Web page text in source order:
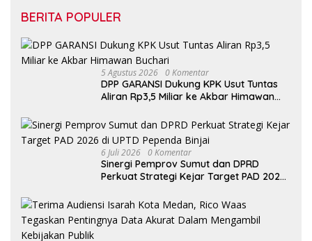
BERITA POPULER
5 Agustus 2026 0 Komentar
DPP GARANSI Dukung KPK Usut Tuntas
Aliran Rp3,5 Miliar ke Akbar Himawan
6 Juli 2026 0 Komentar
Sinergi Pemprov Sumut dan DPRD
Perkuat Strategi Kejar Target PAD 2026